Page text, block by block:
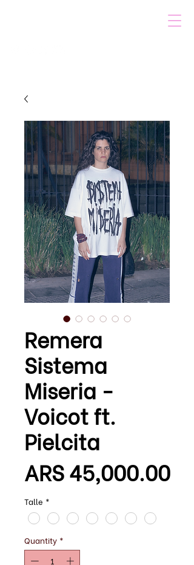
Remera
Sistema
Miseria -
Voicot ft.
Pielcita
ARS 45,000.00
Talle *
Quantity *